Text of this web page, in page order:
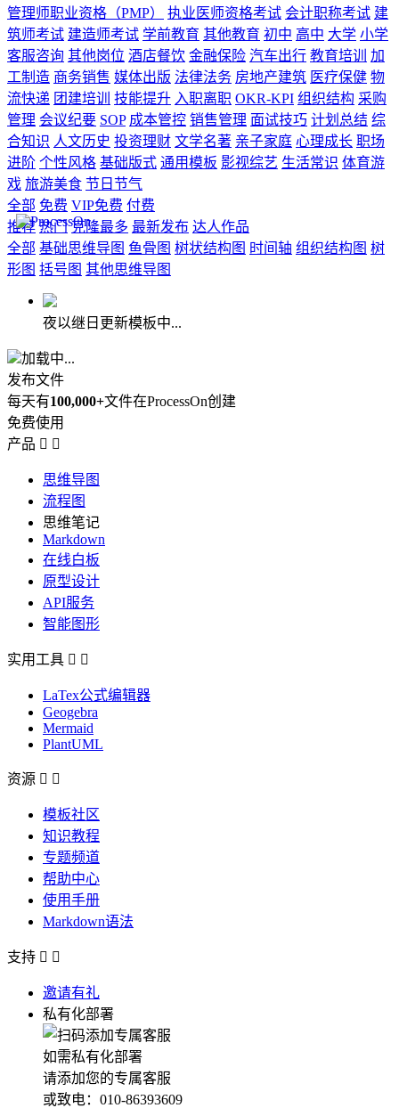
管理师职业资格（PMP）
执业医师资格考试 会计职称考试 建
筑师考试 建造师考试 学前教育 其他教育 初中 高中 大学 小学
客服咨询 其他岗位 酒店餐饮 金融保险 汽车出行 教育培训
加
工制造 商务销售 媒体出版 法律法务 房地产建筑 医疗保健 物
流快递 团建培训 技能提升 入职离职 OKR-KPI 组织结构 采购
管理 会议纪要 SOP 成本管控 销售管理 面试技巧 计划总结 综
合知识 人文历史 投资理财 文学名著 亲子家庭 心理成长 职场
进阶 个性风格 基础版式 通用模板 影视综艺 生活常识 体育游
戏 旅游美食 节日节气
全部 免费 VIP免费 付费
推荐 热门 克隆最多 最新发布 达人作品
全部 基础思维导图 鱼骨图 树状结构图 时间轴 组织结构图 树
形图 括号图 其他思维导图
夜以继日更新模板中...
加载中...
发布文件
每天有100,000+文件在ProcessOn创建
免费使用
产品  
思维导图
流程图
思维笔记
Markdown
在线白板
原型设计
API服务
智能图形
实用工具  
LaTex公式编辑器
Geogebra
Mermaid
PlantUML
资源  
模板社区
知识教程
专题频道
帮助中心
使用手册
Markdown语法
支持  
邀请有礼
私有化部署
如需私有化部署
请添加您的专属客服
或致电：010-86393609